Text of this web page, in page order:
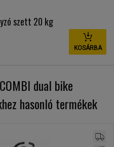
szett 20 kg
KOSÁRBA
dual bike
hasonló termékek